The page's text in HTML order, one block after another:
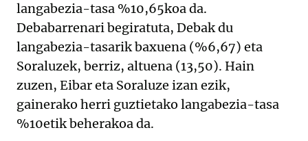
langabezia-tasa %10,65koa da.
Debabarrenari begiratuta, Debak du
langabezia-tasarik baxuena (%6,67) eta
Soraluzek, berriz, altuena (13,50). Hain
zuzen, Eibar eta Soraluze izan ezik,
gainerako herri guztietako langabezia-tasa
%10etik beherakoa da.